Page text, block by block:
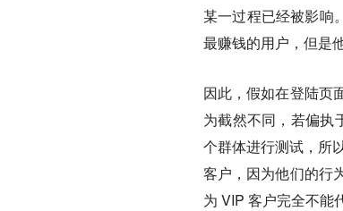
某一过程已经被影响
最赚钱的用户，但是
因此，假如在登陆页
为截然不同，若偏执
个群体进行测试，所
客户，因为他们的行
为 VIP 客户完全不能